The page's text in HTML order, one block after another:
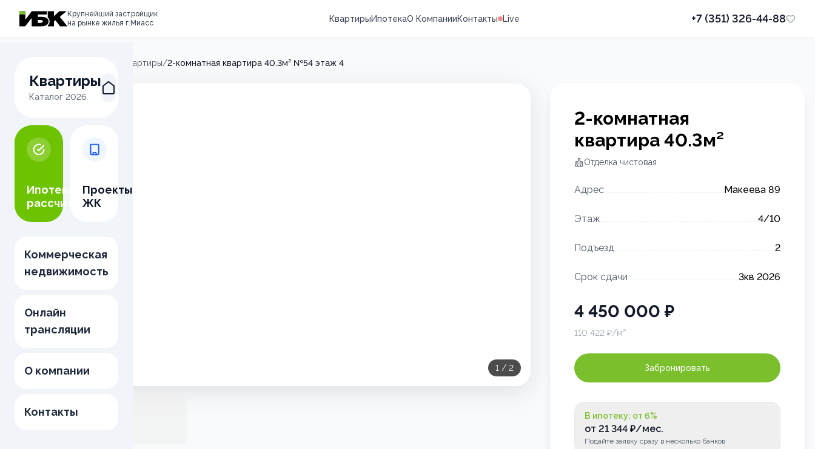
Крупнейший застройщик
на рынке жилья г.Миасс
КвартирыИпотекаО КомпанииКонтакты Live +7 (351) 326-44-88
Квартиры
Каталог 2026
Ипотека
рассчитать
Проекты
ЖК
Коммерческая
недвижимость
Онлайн
трансляции
О компании
Контакты
Квартиры/2-комнатная квартира 40.3м² №54 этаж 4
1 / 2
2-комнатная
квартира 40.3м²
Отделка чистовая
Адрес Макеева 89
Этаж 4/10
Подъезд 2
Срок сдачи 3кв 2026
4 450 000 ₽
110 422₽/м²
Забронировать
В ипотеку: от 6%
от 21 344₽/мес.
Подайте заявку сразу в несколько банков